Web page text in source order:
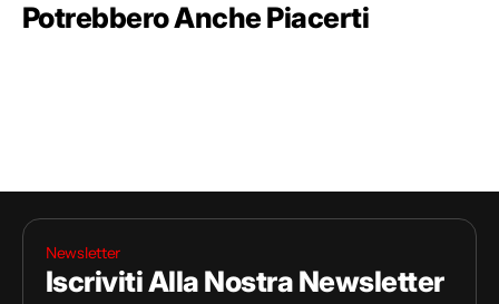
Potrebbero Anche Piacerti
Newsletter
Iscriviti Alla Nostra Newsletter